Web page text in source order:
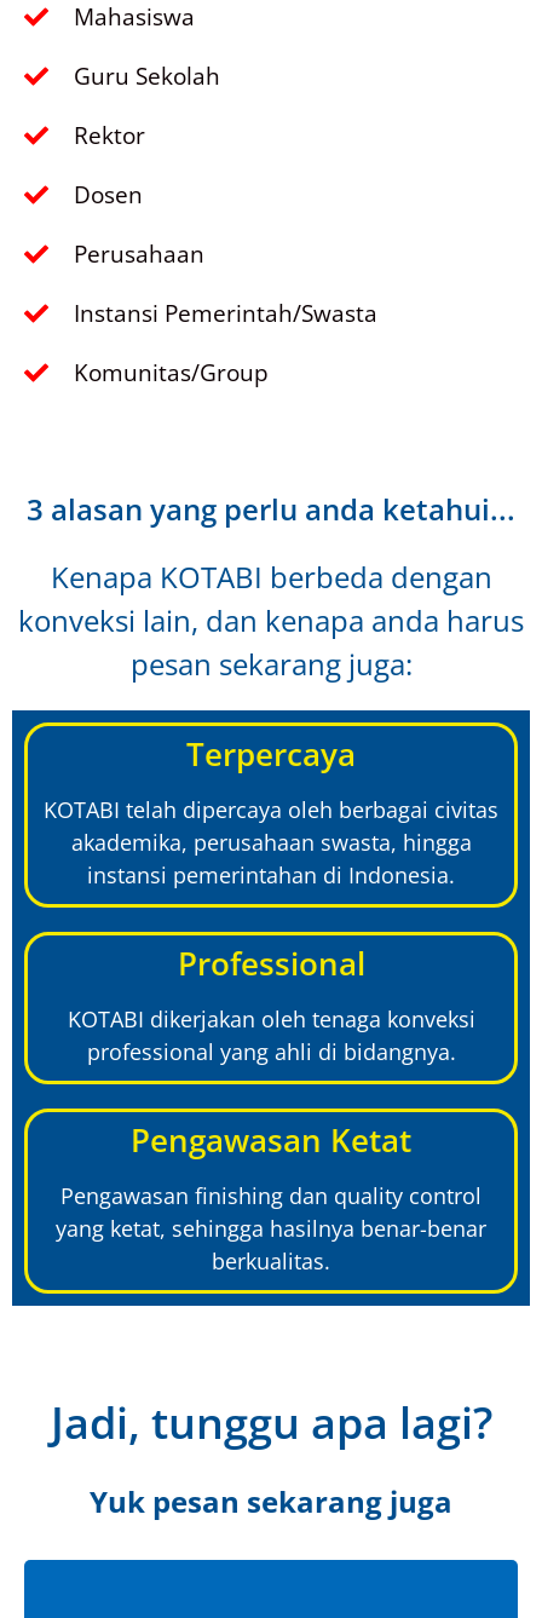
Mahasiswa
Guru Sekolah
Rektor
Dosen
Perusahaan
Instansi Pemerintah/Swasta
Komunitas/Group
3 alasan yang perlu anda ketahui...
Kenapa KOTABI berbeda dengan
konveksi lain, dan kenapa anda harus
pesan sekarang juga:
Terpercaya
KOTABI telah dipercaya oleh berbagai civitas
akademika, perusahaan swasta, hingga
instansi pemerintahan di Indonesia.
Professional
KOTABI dikerjakan oleh tenaga konveksi
professional yang ahli di bidangnya.
Pengawasan Ketat
Pengawasan finishing dan quality control
yang ketat, sehingga hasilnya benar-benar
berkualitas.
Jadi, tunggu apa lagi?
Yuk pesan sekarang juga